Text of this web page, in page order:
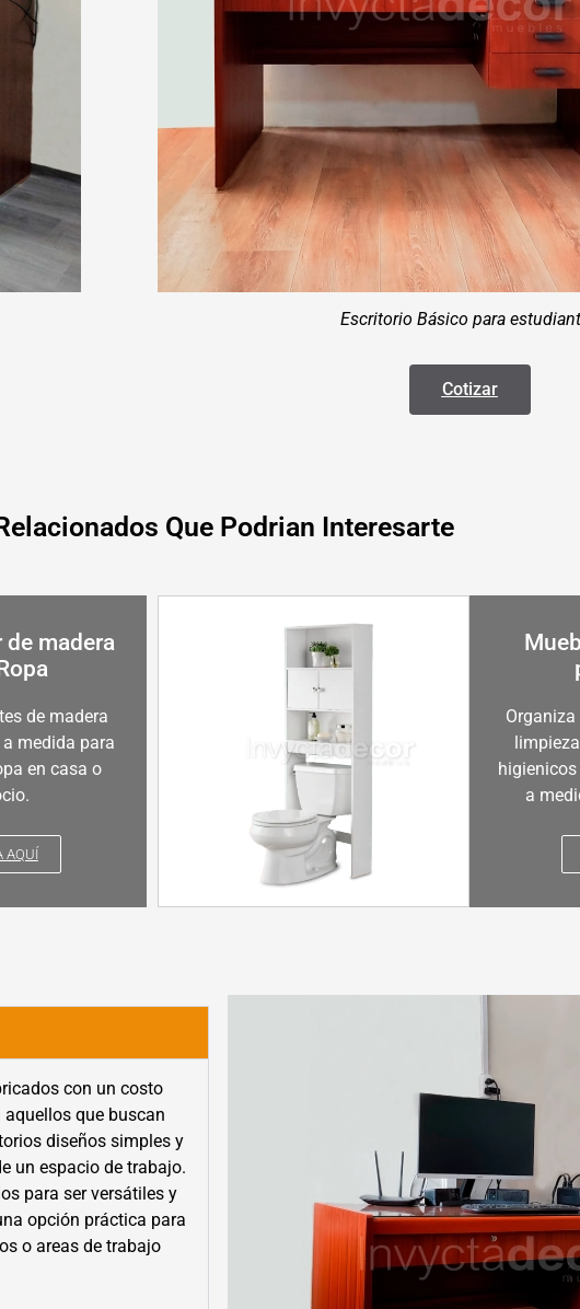
Escritorio Básico para
Cotizar
Que Podrian Interesarte
de madera
de madera
medida para
en casa o
AQUÍ
a
con un costo
que buscan
diseños simples y
un espacio de trabajo.
para ser versátiles y
opción práctica para
o areas de trabajo